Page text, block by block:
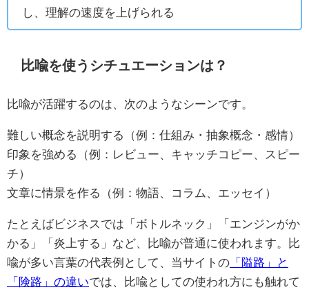
し、理解の速度を上げられる
比喩を使うシチュエーションは？
比喩が活躍するのは、次のようなシーンです。
難しい概念を説明する（例：仕組み・抽象概念・感情）
印象を強める（例：レビュー、キャッチコピー、スピー
チ）
文章に情景を作る（例：物語、コラム、エッセイ）
たとえばビジネスでは「ボトルネック」「エンジンがか
かる」「炎上する」など、比喩が普通に使われます。比
喩が多い言葉の代表例として、当サイトの 「隘路」と
「険路」の違いでは、比喩としての使われ方にも触れて